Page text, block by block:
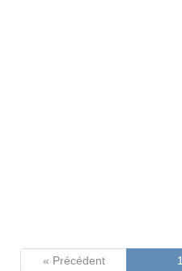
« Précédent 1